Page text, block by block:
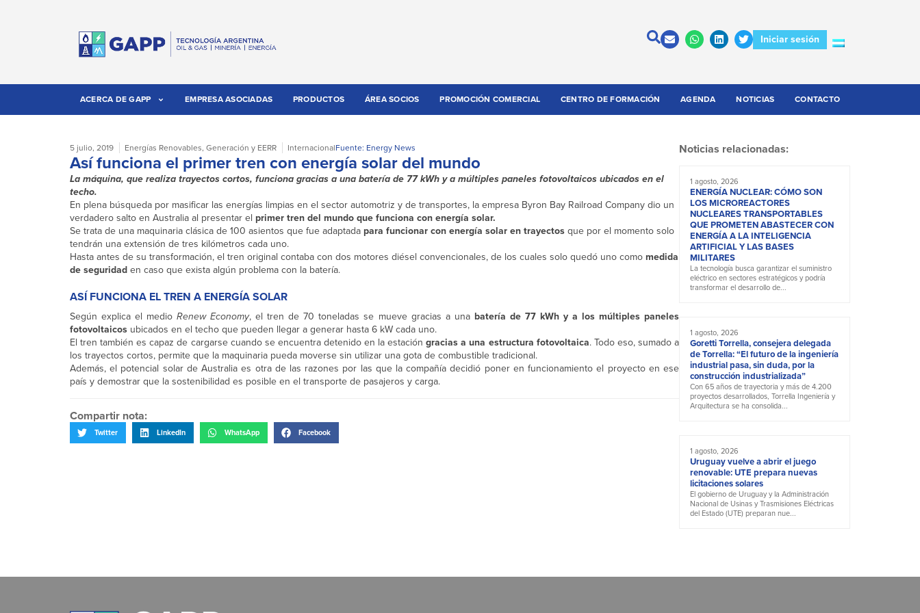
Iniciar sesión
ACERCA DE GAPP EMPRESA ASOCIADAS PRODUCTOS ÁREA SOCIOS PROMOCIÓN COMERCIAL CENTRO DE FORMACIÓN AGENDA NOTICIAS CONTACTO
5 julio, 2019 Energías Renovables, Generación y EERR InternacionalFuente: Energy News
Así funciona el primer tren con energía solar del mundo
La máquina, que realiza trayectos cortos, funciona gracias a una batería de 77 kWh y a múltiples paneles fotovoltaicos ubicados en el
techo.
En plena búsqueda por masificar las energías limpias en el sector automotriz y de transportes, la empresa Byron Bay Railroad Company dio un
verdadero salto en Australia al presentar el primer tren del mundo que funciona con energía solar.
Se trata de una maquinaria clásica de 100 asientos que fue adaptada para funcionar con energía solar en trayectosque por el momento solo
tendrán una extensión de tres kilómetros cada uno.
Hasta antes de su transformación, el tren original contaba con dos motores diésel convencionales, de los cuales solo quedó uno como medida
de seguridaden caso que exista algún problema con la batería.
ASÍ FUNCIONA EL TREN A ENERGÍA SOLAR
Según explica el medioRenew Economy, el tren de 70 toneladas se mueve gracias a unabatería de 77 kWh y a los múltiples paneles
fotovoltaicos ubicados en el techo que pueden llegar a generar hasta 6 kW cada uno.
El tren también es capaz de cargarse cuando se encuentra detenido en la estacióngracias a una estructura fotovoltaica. Todo eso, sumado a
los trayectos cortos, permite que la maquinaria pueda moverse sin utilizar una gota de combustible tradicional.
Además, el potencial solar de Australia es otra de las razones por las que la compañía decidió poner en funcionamiento el proyecto en ese
país y demostrar que la sostenibilidad es posible en el transporte de pasajeros y carga.
Compartir nota:
Twitter LinkedIn WhatsApp Facebook
Noticias relacionadas:
1 agosto, 2026
ENERGÍA NUCLEAR: CÓMO SON
LOS MICROREACTORES
NUCLEARES TRANSPORTABLES
QUE PROMETEN ABASTECER CON
ENERGÍA A LA INTELIGENCIA
ARTIFICIAL Y LAS BASES
MILITARES
La tecnología busca garantizar el suministro
eléctrico en sectores estratégicos y podría
transformar el desarrollo de...
1 agosto, 2026
Goretti Torrella, consejera delegada
de Torrella: “El futuro de la ingeniería
industrial pasa, sin duda, por la
construcción industrializada”
Con 65 años de trayectoria y más de 4.200
proyectos desarrollados, Torrella Ingeniería y
Arquitectura se ha consolida...
1 agosto, 2026
Uruguay vuelve a abrir el juego
renovable: UTE prepara nuevas
licitaciones solares
El gobierno de Uruguay y la Administración
Nacional de Usinas y Trasmisiones Eléctricas
del Estado (UTE) preparan nue...